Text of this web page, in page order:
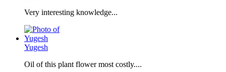
Very interesting knowledge...
Yugesh
Oil of this plant flower most costly....